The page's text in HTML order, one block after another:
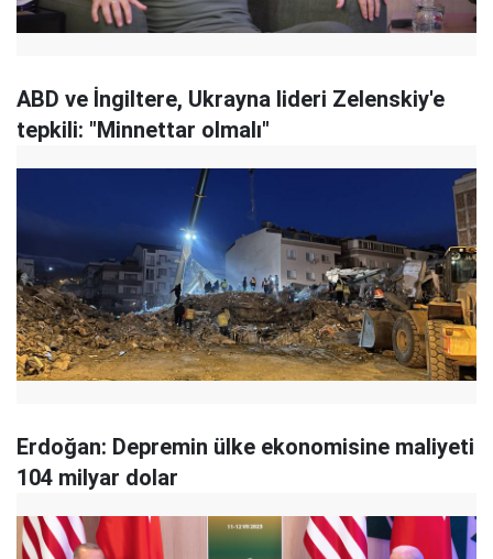
ABD ve İngiltere, Ukrayna lideri Zelenskiy'e
tepkili: "Minnettar olmalı"
Erdoğan: Depremin ülke ekonomisine maliyeti
104 milyar dolar